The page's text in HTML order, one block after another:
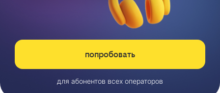
попробовать
для абонентов всех операторов